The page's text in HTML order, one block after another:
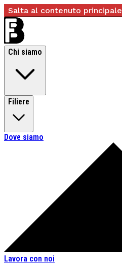
Salta al contenuto principale
Chi siamo
Filiere
Dove siamo
Lavora con noi